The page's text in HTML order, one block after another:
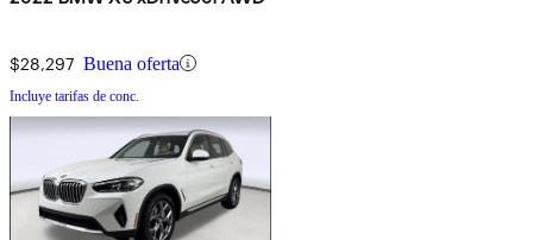
$28,297 Buena oferta
Incluye tarifas de conc.